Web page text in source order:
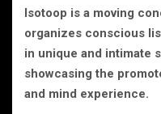
Isotoop is a moving
organizes conscious
in unique and intimate
showcasing the
and mind experience.